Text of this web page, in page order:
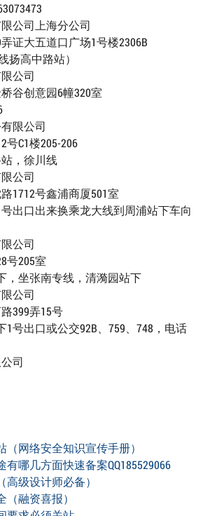
公司上海分公司
证大五道口广场1号楼2306B
扬高中路站）
公司
谷创意园6幢320室
限公司
C1楼205-206
，徐川线
公司
1712号鑫浦商厦501室
出口出来换乘龙大线到周浦站下车向
公司
号205室
，坐张南专线，清漪园站下
公司
399弄15号
1号出口或公交92B、759、748，电话
司
（网络安全知识宣传手册）
哪几方面快速备案QQ185529066
级设计师必备）
融资喜报）